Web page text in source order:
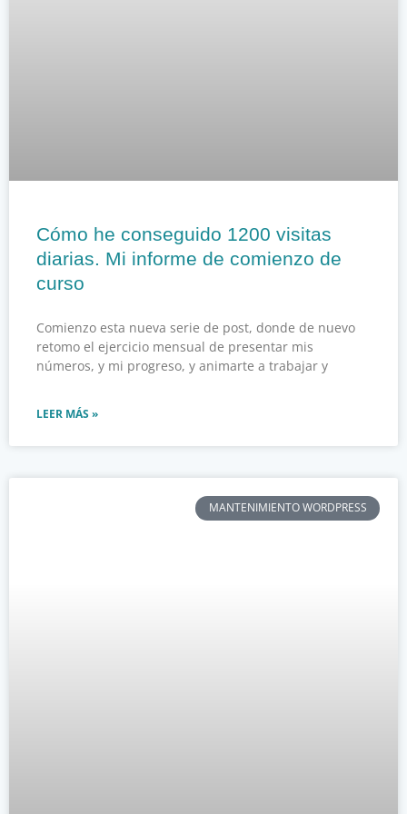
Cómo he conseguido 1200 visitas
diarias. Mi informe de comienzo de
curso
Comienzo esta nueva serie de post, donde de nuevo
retomo el ejercicio mensual de presentar mis
números, y mi progreso, y animarte a trabajar y
LEER MÁS »
MANTENIMIENTO WORDPRESS